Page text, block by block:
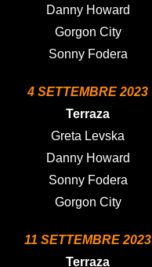
Danny Howard
Gorgon City
Sonny Fodera
4 SETTEMBRE 2023
Terraza
Greta Levska
Danny Howard
Sonny Fodera
Gorgon City
11 SETTEMBRE 2023
Terraza